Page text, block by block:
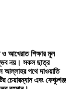
ও আখেরাত শিক্ষার মূল
নয়। সকল ছাত্র
আল্লাহর পথে দাওয়াতি
চেয়ারম্যান এবং ফেঞ্চুগঞ্জ